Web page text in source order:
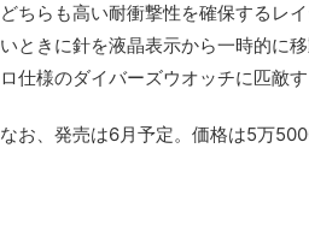
どちらも高い耐衝撃性を確保するレ
いときに針を液晶表示から一時的に
ロ仕様のダイバーズウオッチに匹敵
なお、発売は6月予定。価格は5万